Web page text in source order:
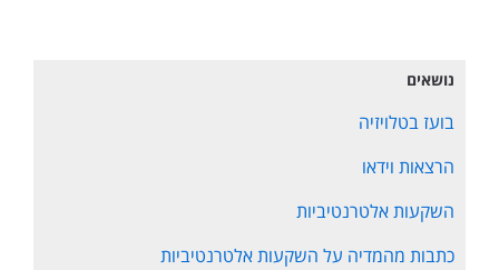
נושאים
בועז בטלויזיה
הרצאות וידאו
השקעות אלטרנטיביות
כתבות מהמדיה על השקעות אלטרנטיביות